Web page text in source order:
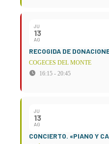
JU
13
AG
RECOGIDA DE
COGECES DEL MONTE
16:15 - 20:45
JU
13
AG
CONCIERTO. «PIANO Y